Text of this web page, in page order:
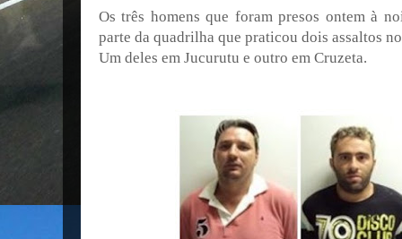
Os três homens que foram presos ontem à
parte da quadrilha que praticou dois assaltos
Um deles em Jucurutu e outro em Cruzeta.